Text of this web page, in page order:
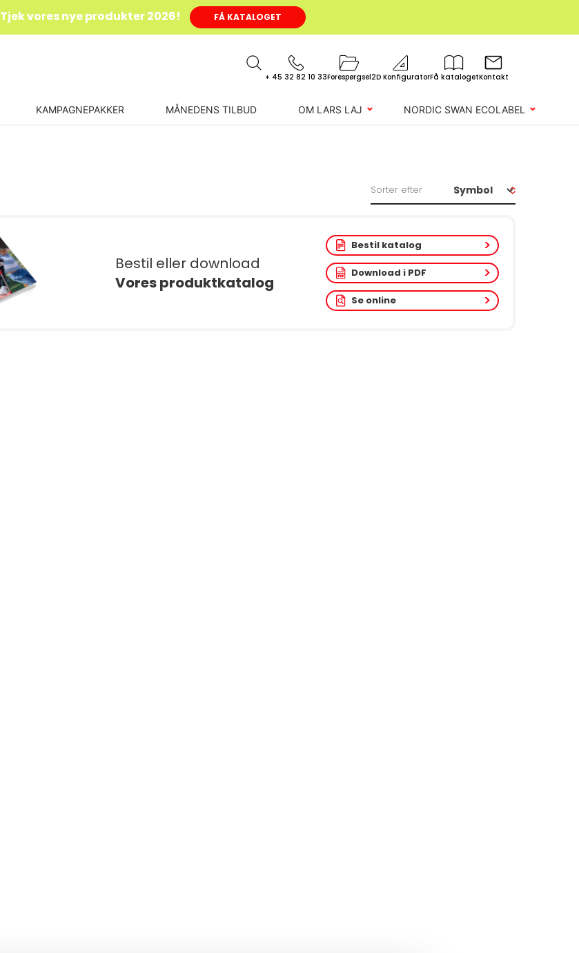
Tjek vores nye produkter 2026! FÅ KATALOGET
+ 45 32 82 10 33Forespørgsel2D KonfiguratorFå katalogetKontakt
KAMPAGNEPAKKER MÅNEDENS TILBUD OM LARS LAJ NORDIC SWAN ECOLABEL
Sorter efter
Bestil eller download
Vores produktkatalog
Bestil katalog
Download i PDF
Se online